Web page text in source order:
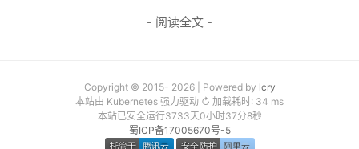
- 阅读全文 -
Copyright © 2015- 2026 | Powered by lcry
本站由 Kubernetes 强力驱动 ↻ 加载耗时: 34 ms
本站已安全运行3733天0小时37分8秒
蜀ICP备17005670号-5